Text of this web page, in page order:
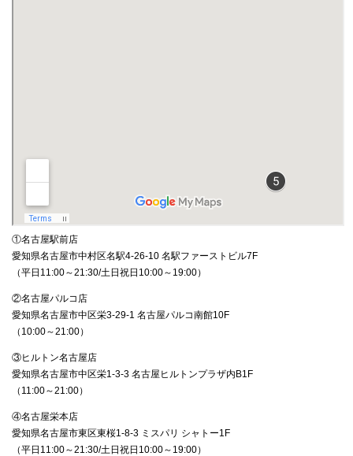
①名古屋駅前店
愛知県名古屋市中村区名駅4-26-10 名駅ファーストビル7F
（平日11:00～21:30/土日祝日10:00～19:00）
②名古屋パルコ店
愛知県名古屋市中区栄3‐29‐1 名古屋パルコ南館10F
（10:00～21:00）
③ヒルトン名古屋店
愛知県名古屋市中区栄1-3-3 名古屋ヒルトンプラザ内B1F
（11:00～21:00）
④名古屋栄本店
愛知県名古屋市東区東桜1-8-3 ミスパリ シャトー1F
（平日11:00～21:30/土日祝日10:00～19:00）